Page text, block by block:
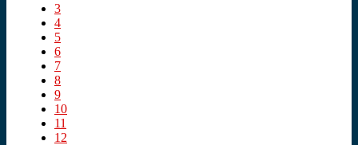
3
4
5
6
7
8
9
10
11
12